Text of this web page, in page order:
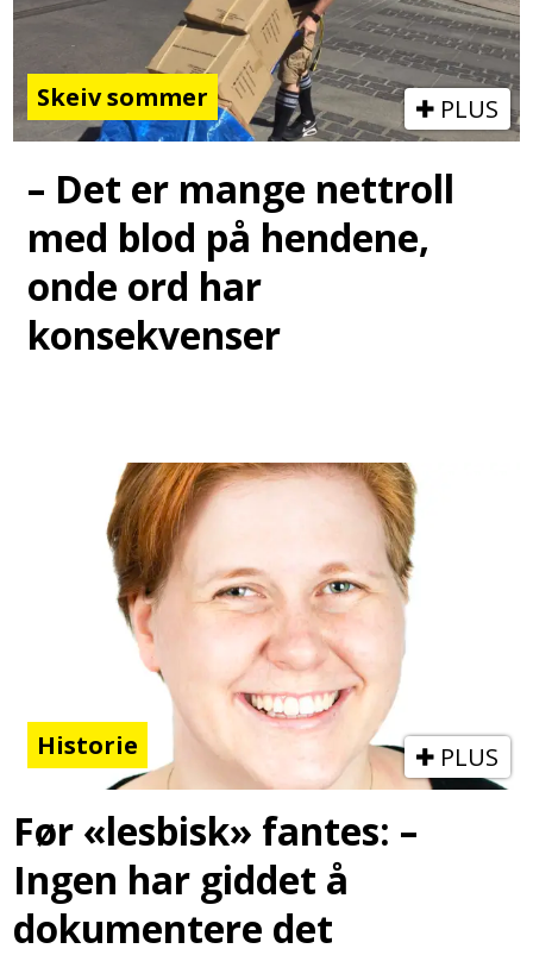
Skeiv sommer PLUS
– Det er mange nettroll
med blod på hendene,
onde ord har
konsekvenser
Historie PLUS
Før «lesbisk» fantes: –
Ingen har giddet å
dokumentere det